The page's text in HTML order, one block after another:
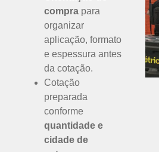
compra para
organizar
aplicação, formato
e espessura antes
da cotação.
Cotação
preparada
conforme
quantidade e
cidade de